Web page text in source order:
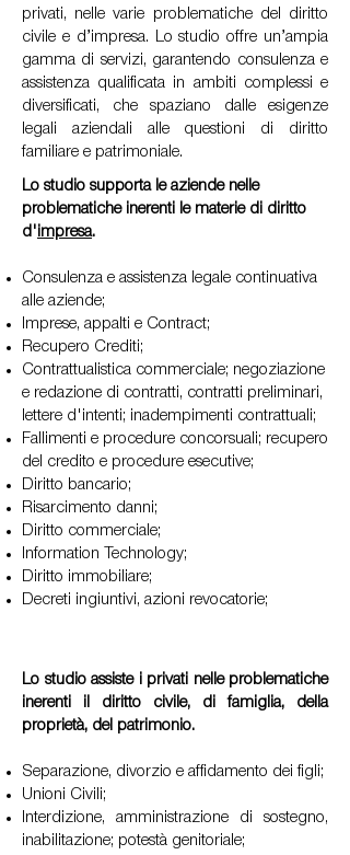
privati, nelle varie problematiche del diritto
civile e d’impresa. Lo studio offre un’ampia
gamma di servizi, garantendo consulenza e
assistenza qualificata in ambiti complessi e
diversificati, che spaziano dalle esigenze
legali aziendali alle questioni di diritto
familiare e patrimoniale.
Lo studio supporta le aziende nelle
problematiche inerenti le materie di diritto
d'impresa.
Consulenza e assistenza legale continuativa
alle aziende;
Imprese, appalti e Contract;
Recupero Crediti;
Contrattualistica commerciale; negoziazione
e redazione di contratti, contratti preliminari,
lettere d'intenti; inadempimenti contrattuali;
Fallimenti e procedure concorsuali; recupero
del credito e procedure esecutive;
Diritto bancario;
Risarcimento danni;
Diritto commerciale;
Information Technology;
Diritto immobiliare;
Decreti ingiuntivi, azioni revocatorie;
Lo studio assiste i privati nelle problematiche
inerenti il diritto civile, di famiglia, della
proprietà, del patrimonio.
Separazione, divorzio e affidamento dei figli;
Unioni Civili;
Interdizione, amministrazione di sostegno,
inabilitazione; potestà genitoriale;